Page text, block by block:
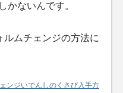
かないんです。
ムチェンジの方法に
ンジいでんしのくさび入手方